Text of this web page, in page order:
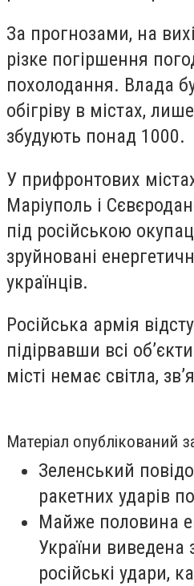
За прогнозами, на
різке погіршення
похолодання. Влада
обігріву в містах,
збудують понад 1000.
У прифронтових
Маріуполь і
під російською
зруйновані
українців.
Російська армія
підірвавши всі
місті немає світла,
Матеріал опублікований
Зеленський
ракетних ударів
Майже половина
України виведена
російські удари,